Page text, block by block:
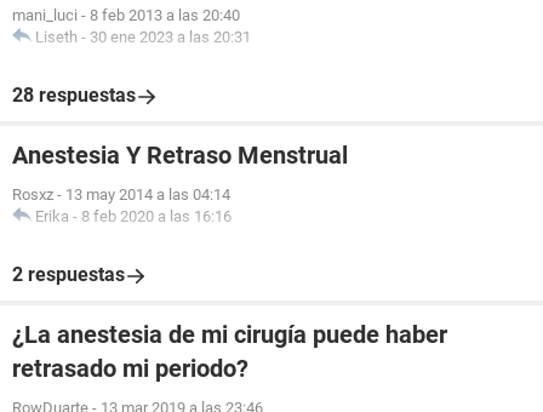
mani_luci - 8 feb 2013 a las 20:40
Liseth - 30 ene 2023 a las 20:31
28 respuestas
Anestesia Y Retraso Menstrual
Rosxz - 13 may 2014 a las 04:14
Erika - 8 feb 2020 a las 16:16
2 respuestas
¿La anestesia de mi cirugía puede haber
retrasado mi periodo?
RowDuarte - 13 mar 2019 a las 23:46